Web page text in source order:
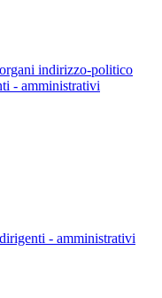
indirizzo-politico
- amministrativi
- amministrativi